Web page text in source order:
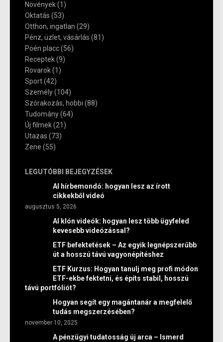
Növények(1)
Oktatás (53)
Otthon, ingatlan (29)
Pénz, üzlet, vásárlás (81)
Poén placc(56)
Receptek(9)
Rovarok(1)
Sport(42)
Személy(104)
Szórakozás, hobbi (88)
Tudomány(64)
Új filmek(21)
Utazas (73)
Zene (55)
LEGUTÓBBI BEJEGYZÉSEK
AI hírbemondó: hogyan lesz az írott
cikkekből videó
augusztus 5, 2026
AI klón videók: hogyan lesz több ügyfeled
kevesebb videózással?
ETF befektetések – Az egyik legnépszerűbb
út a hosszú távú vagyonépítéshez
ETF Kurzus: Hogyan tanulj meg profi módon
ETF-ekbe fektetni, és építs stabil, hosszú
távú portfóliót?
Hogyan segít egy magántanár a megfelelő
tudás megszerzésében?
november 10, 2025
A pénzügyi tudatosság új arca – Ismerd